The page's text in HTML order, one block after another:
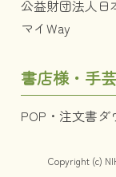
公益財団法人日
マイWay
書店様・手
POP・注文書ダ
Copyright (c)